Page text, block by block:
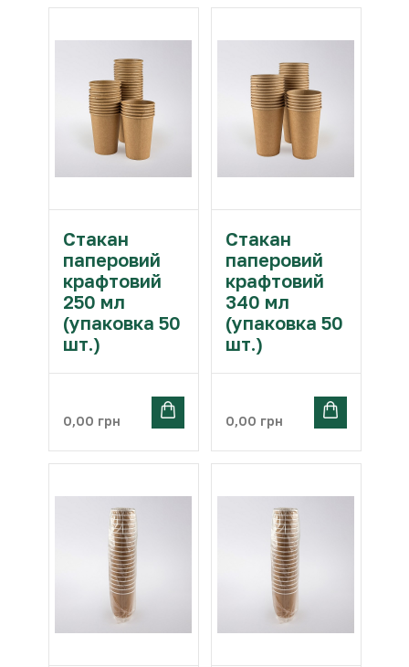
Стакан
паперовий
крафтовий
250 мл
(упаковка 50
шт.)
0,00 грн
Стакан
паперовий
крафтовий
340 мл
(упаковка 50
шт.)
0,00 грн